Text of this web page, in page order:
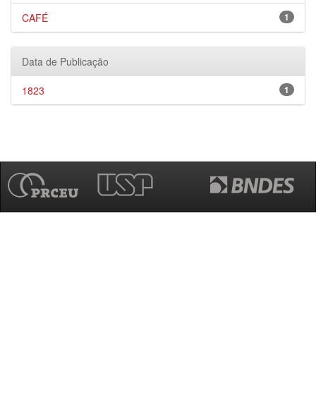
1
CAFÉ
Data de Publicação
1
1823